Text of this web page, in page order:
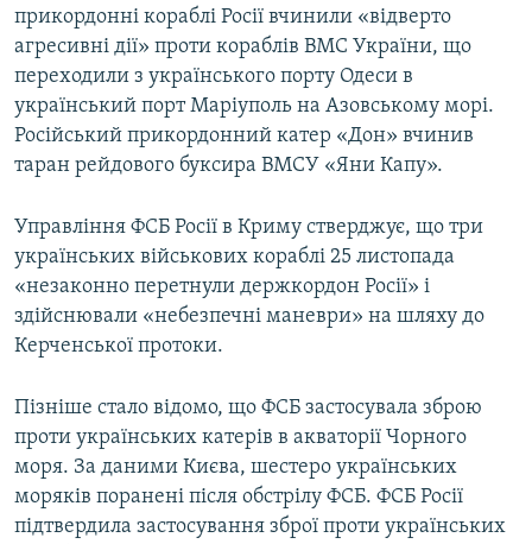
прикордонні кораблі Росії вчинили «відверто
агресивні дії» проти кораблів ВМС України, що
переходили з українського порту Одеси в
український порт Маріуполь на Азовському морі.
Російський прикордонний катер «Дон» вчинив
таран рейдового буксира ВМСУ «Яни Капу».
Управління ФСБ Росії в Криму стверджує, що три
українських військових кораблі 25 листопада
«незаконно перетнули держкордон Росії» і
здійснювали «небезпечні маневри» на шляху до
Керченської протоки.
Пізніше стало відомо, що ФСБ застосувала зброю
проти українських катерів в акваторії Чорного
моря. За даними Києва, шестеро українських
моряків поранені після обстрілу ФСБ. ФСБ Росії
підтвердила застосування зброї проти українських